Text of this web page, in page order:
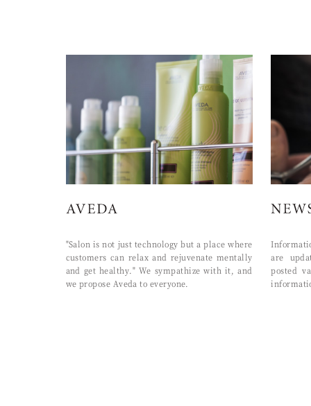
"Salon is not just technology but a place where
customers can relax and rejuvenate mentally
and get healthy." We sympathize with it, and
we propose Aveda to everyone.
are
posted